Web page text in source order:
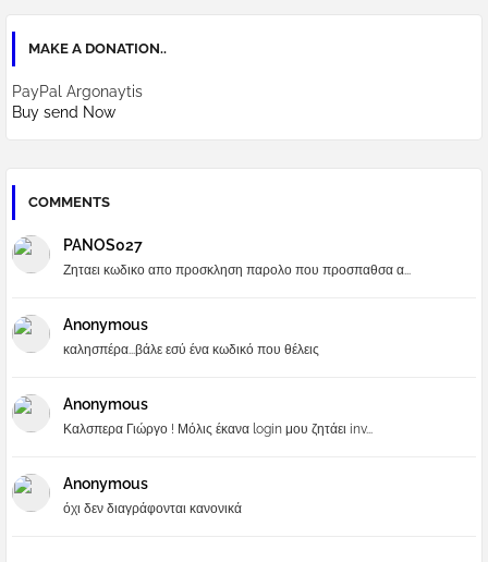
MAKE A DONATION..
PayPal Argonaytis
Buy send Now
COMMENTS
PANOS027
Ζηταει κωδικο απο προσκληση παρολο που προσπαθσα α...
Anonymous
καλησπέρα...βάλε εσύ ένα κωδικό που θέλεις
Anonymous
Καλσπερα Γιώργο ! Μόλις έκανα login μου ζητάει inv...
Anonymous
όχι δεν διαγράφονται κανονικά